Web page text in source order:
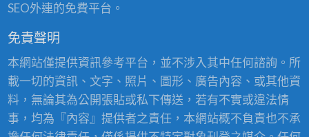
SEO外連的免費平台。
免責聲明
本網站僅提供資訊參考平台，並不涉入其中任何諮詢。所
載一切的資訊、文字、照片、圖形、廣告內容、或其他資
料，無論其為公開張貼或私下傳送，若有不實或違法情
事，均為『內容』提供者之責任，本網站概不負責也不承